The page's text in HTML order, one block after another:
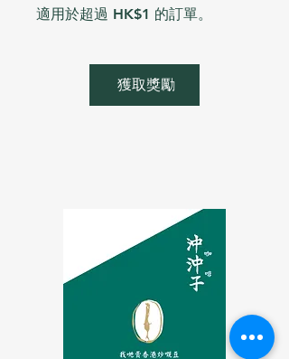
獲取獎勵
適用於超過 HK$1 的訂單。